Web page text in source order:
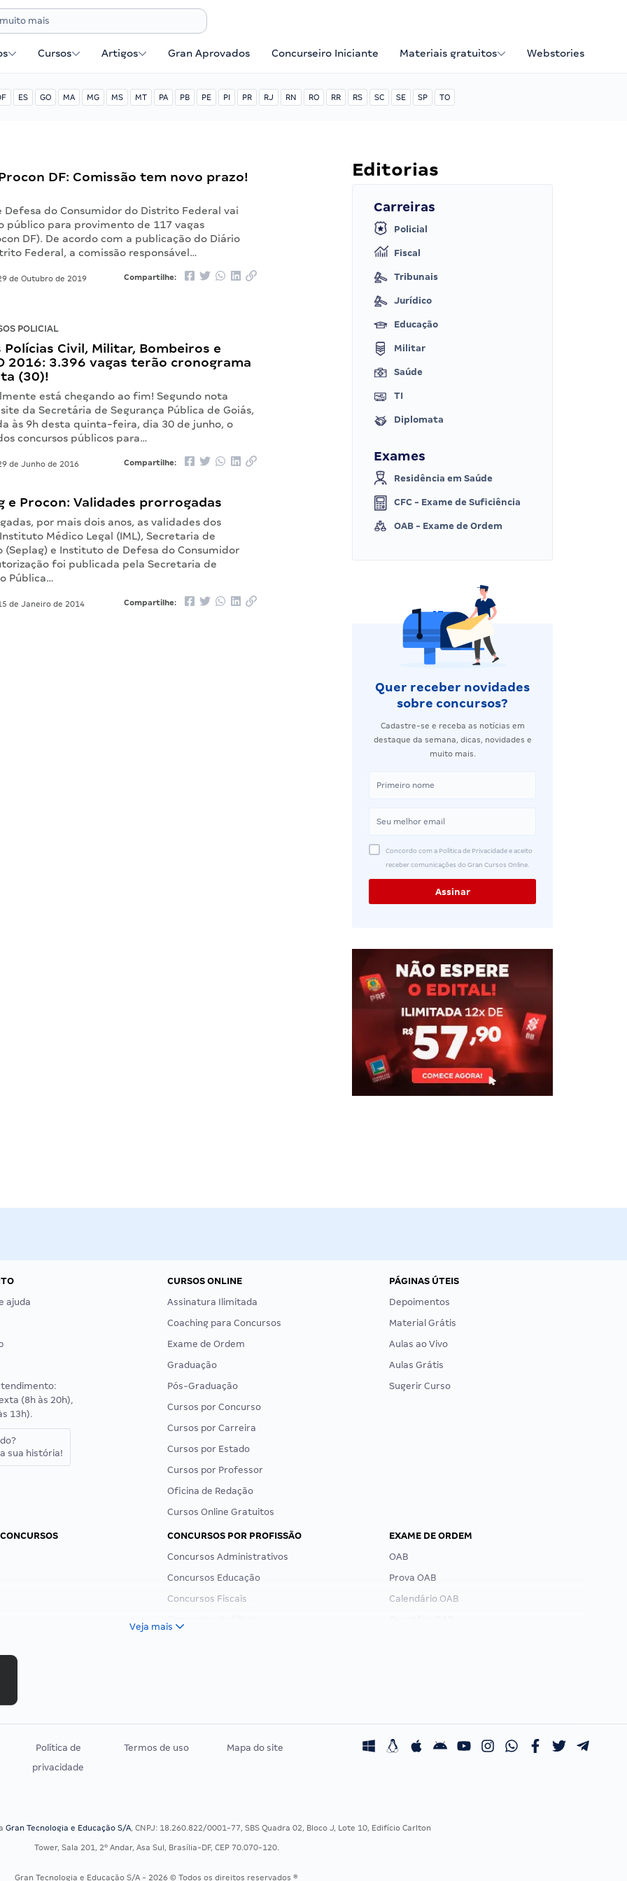
Cursos Artigos Gran Aprovados Concurseiro Iniciante Materiais gratuitos Webstories
ES GO MA MG MS MT PA PB PE PI PR RJ RN RO RR RS SC SE SP TO
DF: Comissão tem novo prazo!
Defesa do Consumidor do Distrito Federal vai
público para provimento de 117 vagas
DF). De acordo com a publicação do Diário
Federal, a comissão responsável…
de Outubro de 2019 Compartilhe:
POLICIAL
Polícias Civil, Militar, Bombeiros e
2016: 3.396 vagas terão cronograma
(30)!
está chegando ao fim! Segundo nota
da Secretária de Segurança Pública de Goiás,
às 9h desta quinta-feira, dia 30 de junho, o
concursos públicos para…
de Junho de 2016 Compartilhe:
e Procon: Validades prorrogadas
por mais dois anos, as validades dos
Médico Legal (IML), Secretaria de
(Seplag) e Instituto de Defesa do Consumidor
foi publicada pela Secretaria de
Pública…
de Janeiro de 2014 Compartilhe:
Editorias
Carreiras
Policial
Fiscal
Tribunais
Jurídico
Educação
Militar
Saúde
TI
Diplomata
Exames
Residência em Saúde
CFC - Exame de Suficiência
OAB - Exame de Ordem
Quer receber novidades
sobre concursos?
Cadastre-se e receba as notícias em
destaque da semana, dicas, novidades e
muito mais.
Concordo com a Política de Privacidade e aceito
receber comunicações do Gran Cursos Online.
ajuda
(8h às 20h),
13h).
sua história!
CURSOS ONLINE
Assinatura Ilimitada
Coaching para Concursos
Exame de Ordem
Graduação
Pós-Graduação
Cursos por Concurso
Cursos por Carreira
Cursos por Estado
Cursos por Professor
Oficina de Redação
Cursos Online Gratuitos
PÁGINAS ÚTEIS
Depoimentos
Material Grátis
Aulas ao Vivo
Aulas Grátis
Sugerir Curso
CONCURSOS POR PROFISSÃO
Concursos Administrativos
Concursos Educação
Concursos Fiscais
Residência Multiprofissional
EXAME DE ORDEM
OAB
Prova OAB
Calendário OAB
Veja mais
Política de
privacidade
Termos de uso Mapa do site
Gran Tecnologia e Educação S/A, CNPJ: 18.260.822/0001-77, SBS Quadra 02, Bloco J, Lote 10, Edifício Carlton
Tower, Sala 201, 2º Andar, Asa Sul, Brasília-DF, CEP 70.070-120.
Gran Tecnologia e Educação S/A - 2026 © Todos os direitos reservados ®